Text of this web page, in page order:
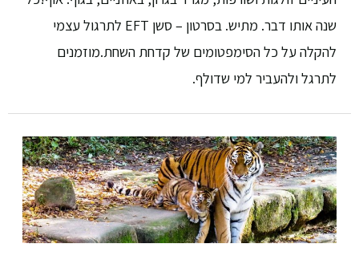
שנה אותו דבר. מתיש. בסרטון – סשן EFT לתרגול עצמי
להקלה על כל הסימפטומים של קדחת השחת.מוזמנים
לתרגל ולהעביר למי שדולף.